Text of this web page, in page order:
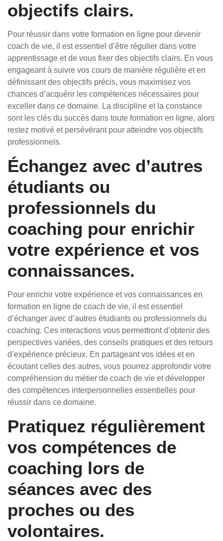
objectifs clairs.
Pour réussir dans votre formation en ligne pour devenir
coach de vie, il est essentiel d’être régulier dans votre
apprentissage et de vous fixer des objectifs clairs. En vous
engageant à suivre vos cours de manière régulière et en
définissant des objectifs précis, vous maximisez vos
chances d’acquérir les compétences nécessaires pour
exceller dans ce domaine. La discipline et la constance
sont les clés du succès dans toute formation en ligne, alors
restez motivé et persévérant pour atteindre vos objectifs
professionnels.
Échangez avec d’autres
étudiants ou
professionnels du
coaching pour enrichir
votre expérience et vos
connaissances.
Pour enrichir votre expérience et vos connaissances en
formation en ligne de coach de vie, il est essentiel
d’échanger avec d’autres étudiants ou professionnels du
coaching. Ces interactions vous permettront d’obtenir des
perspectives variées, des conseils pratiques et des retours
d’expérience précieux. En partageant vos idées et en
écoutant celles des autres, vous pourrez approfondir votre
compréhension du métier de coach de vie et développer
des compétences interpersonnelles essentielles pour
réussir dans ce domaine.
Pratiquez régulièrement
vos compétences de
coaching lors de
séances avec des
proches ou des
volontaires.